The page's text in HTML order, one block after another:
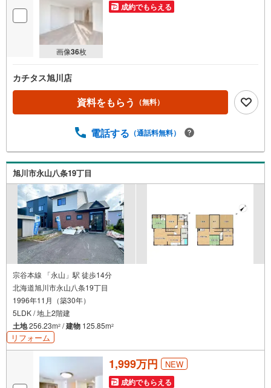
画像36枚
成約でもらえる
カチタス旭川店
資料をもらう （無料）
電話する （通話料無料）
旭川市永山八条19丁目
宗谷本線 「永山」駅 徒歩14分
北海道旭川市永山八条19丁目
1996年11月（築30年）
5LDK / 地上2階建
土地256.23m2 /建物 125.85m2
リフォーム
1,999万円 NEW
成約でもらえる